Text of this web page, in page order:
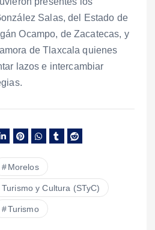
Salas, del Estado de
Ocampo, de Zacatecas, y
de Tlaxcala quienes
lazos e intercambiar
Morelos
y Cultura (STyC)
Turismo